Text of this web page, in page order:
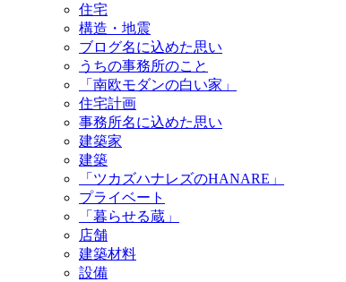
住宅
構造・地震
ブログ名に込めた思い
うちの事務所のこと
「南欧モダンの白い家」
住宅計画
事務所名に込めた思い
建築家
建築
「ツカズハナレズのHANARE」
プライベート
「暮らせる蔵」
店舗
建築材料
設備